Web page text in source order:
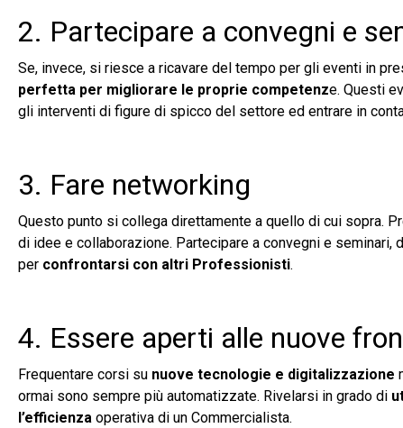
2. Partecipare a convegni e
Se, invece, si riesce a ricavare del tempo per gli eventi in
perfetta per migliorare le proprie competenze. Questi
gli interventi di figure di spicco del settore ed entrare in
3. Fare networking
Questo punto si collega direttamente a quello di cui sopra.
di idee e collaborazione. Partecipare a convegni e seminari,
per confrontarsi con altri Professionisti.
4. Essere aperti alle nuove
Frequentare corsi su nuove tecnologie e digitalizzazione
ormai sono sempre più automatizzate. Rivelarsi in grado di
l’efficienza operativa di un Commercialista.